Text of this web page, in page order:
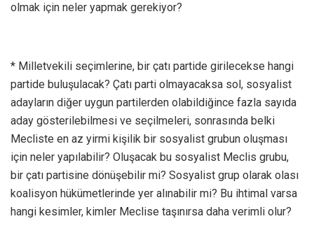
olmak için neler yapmak gerekiyor?
* Milletvekili seçimlerine, bir çatı partide girilecekse hangi
partide buluşulacak? Çatı parti olmayacaksa sol, sosyalist
adayların diğer uygun partilerden olabildiğince fazla sayıda
aday gösterilebilmesi ve seçilmeleri, sonrasında belki
Mecliste en az yirmi kişilik bir sosyalist grubun oluşması
için neler yapılabilir? Oluşacak bu sosyalist Meclis grubu,
bir çatı partisine dönüşebilir mi? Sosyalist grup olarak olası
koalisyon hükümetlerinde yer alınabilir mi? Bu ihtimal varsa
hangi kesimler, kimler Meclise taşınırsa daha verimli olur?